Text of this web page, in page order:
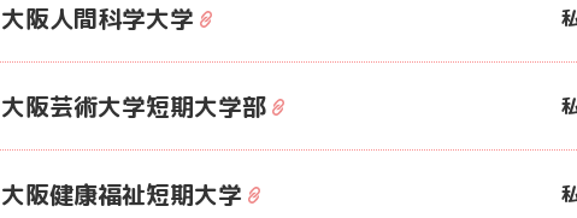
大阪人間科学大学
大阪芸術大学短期大学部
大阪健康福祉短期大学